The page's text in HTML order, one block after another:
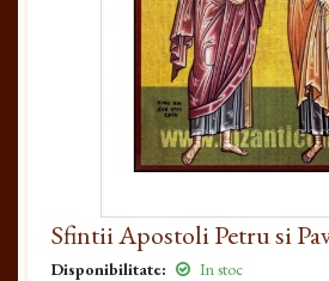
Sfintii Apostoli Petru si
Disponibilitate: In stoc